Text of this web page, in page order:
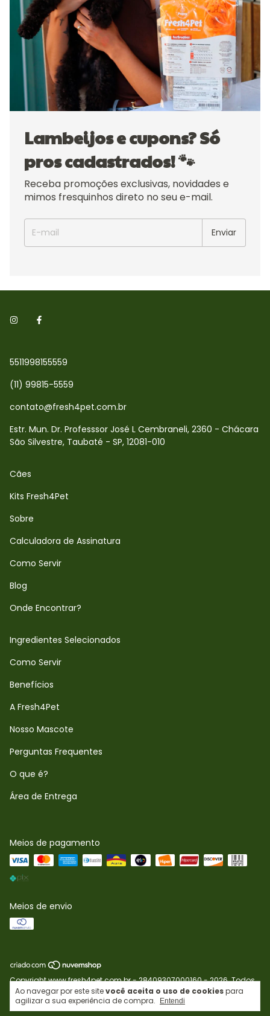
Ao navegar por este sitevocê aceita o uso de cookiespara
agilizar a sua experiência de compra.
Entendi
Lambeijos e cupons? Só
pros cadastrados! 🐾
Receba promoções exclusivas, novidades e
mimos fresquinhos direto no seu e-mail.
5511998155559
(11) 99815-5559
contato@fresh4pet.com.br
Estr. Mun. Dr. Professsor José L Cembraneli, 2360 - Chácara
São Silvestre, Taubaté - SP, 12081-010
Cães
Kits Fresh4Pet
Sobre
Calculadora de Assinatura
Como Servir
Blog
Onde Encontrar?
Ingredientes Selecionados
Como Servir
Benefícios
A Fresh4Pet
Nosso Mascote
Perguntas Frequentes
O que é?
Área de Entrega
Meios de pagamento
Meios de envio
Copyright www.fresh4pet.com.br - 28409307000160 - 2026. Todos
os direitos reservados.